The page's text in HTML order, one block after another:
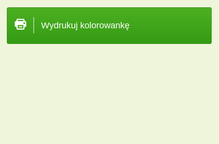
Wydrukuj kolorowankę